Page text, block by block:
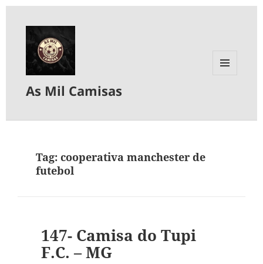
As Mil Camisas
Tag:cooperativa manchester de
futebol
147- Camisa do Tupi
F.C. – MG